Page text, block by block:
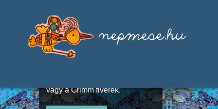
útján terjedő elbeszélésekből,
melyeket olyan ismert gyűjtők
állítottak össze, mint Benedek
vagy a Grimm fivérek.